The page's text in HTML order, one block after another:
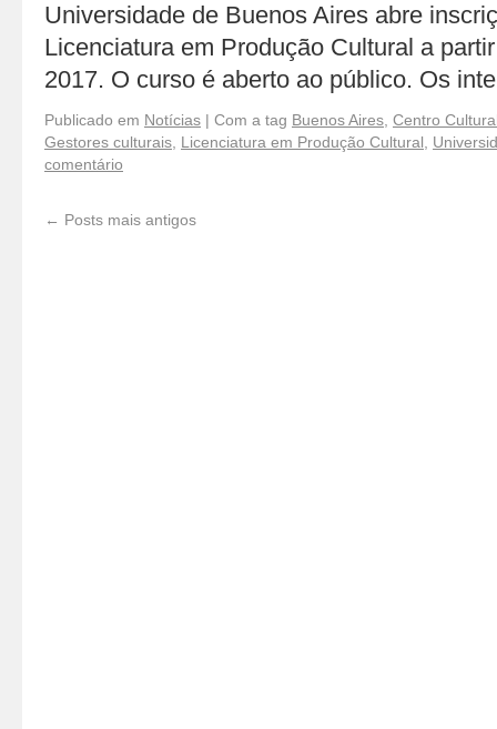
Universidade de Buenos Aires abre
Licenciatura em Produção Cultural a
2017. O curso é aberto ao público. Os
Publicado em Notícias | Com a tag Buenos Aires Centro
Gestores culturais Licenciatura em Produção Cultural
comentário
← Posts mais antigos